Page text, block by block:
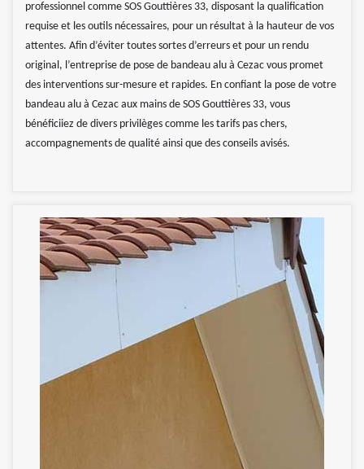
professionnel comme SOS Gouttières 33, disposant la qualification
requise et les outils nécessaires, pour un résultat à la hauteur de vos
attentes. Afin d’éviter toutes sortes d’erreurs et pour un rendu
original, l’entreprise de pose de bandeau alu à Cezac vous promet
des interventions sur-mesure et rapides. En confiant la pose de votre
bandeau alu à Cezac aux mains de SOS Gouttières 33, vous
bénéficiiez de divers privilèges comme les tarifs pas chers,
accompagnements de qualité ainsi que des conseils avisés.